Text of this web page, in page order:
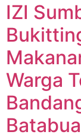
IZI
Warga